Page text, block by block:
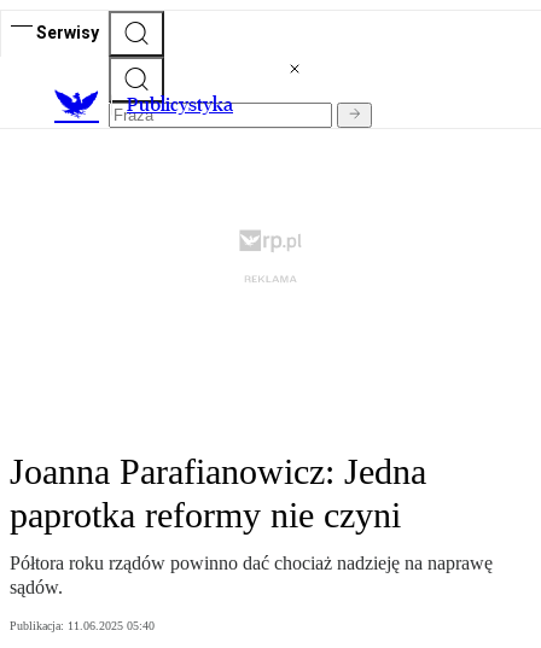
Serwisy
Publicystyka
Joanna Parafianowicz: Jedna
paprotka reformy nie czyni
Półtora roku rządów powinno dać chociaż nadzieję na naprawę
sądów.
Publikacja: 11.06.2025 05:40